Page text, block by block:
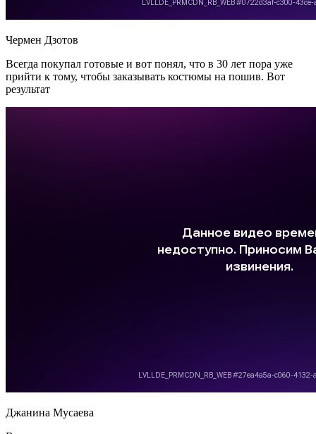
Чермен Дзотов
Всегда покупал готовые и вот понял, что в 30 лет пора уже
прийти к тому, чтобы заказывать костюмы на пошив. Вот
результат
Джанина Мусаева